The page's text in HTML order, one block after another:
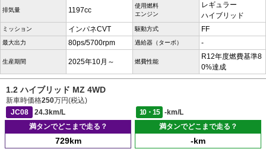
排気量 1197cc
使用燃料
エンジン
レギュラー
ハイブリッド
ミッション インパネCVT 駆動方式 FF
最大出力 80ps/5700rpm 過給器（ターボ） -
生産期間 2025年10月～ 燃費性能
R12年度燃費基準8
0%達成
1.2 ハイブリッド MZ 4WD
新車時価格250万円(税込)
JC08
24.3km/L 10・15
-km/L
満タンでどこまで走る？
729km
満タンでどこまで走る？
-km